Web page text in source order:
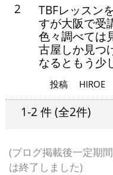
2
TBFレッスン
すが大阪で受
色々調べては
古屋しか見つ
なるともう少
投稿 HIROE
1-2 件 (全2件)
(ブログ掲載後一定期
は終了しました)